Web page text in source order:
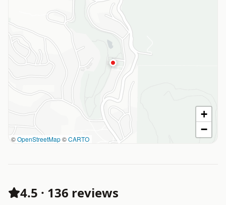
©OpenStreetMap©CARTO
+
−
4.5 · 136 reviews